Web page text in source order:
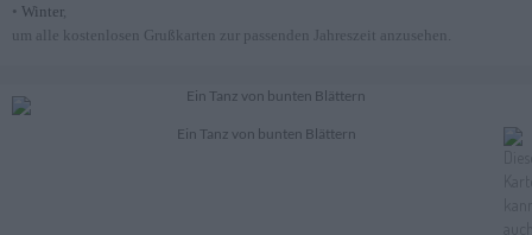
• Winter,
um alle kostenlosen Grußkarten zur passenden Jahreszeit anzusehen.
Ein Tanz von bunten Blättern